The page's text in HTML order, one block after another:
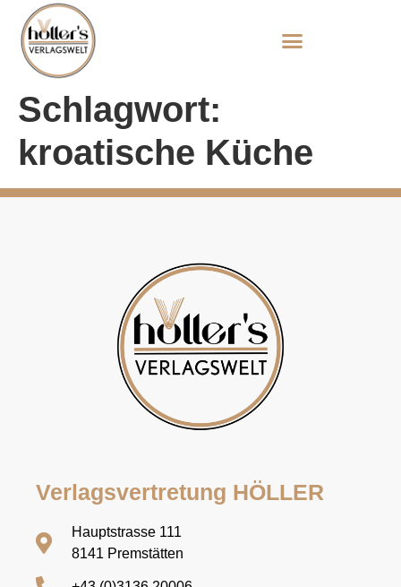
Schlagwort:
kroatische Küche
Verlagsvertretung HÖLLER
Hauptstrasse 111
8141 Premstätten